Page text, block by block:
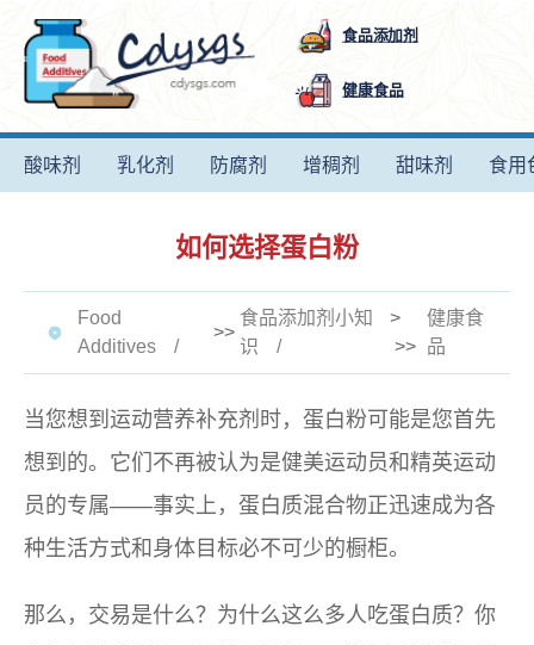
食品添加剂
健康食品
酸味剂 乳化剂 防腐剂 增稠剂 甜味剂 食用
如何选择蛋白粉
Food
Additives
>>
食品添加剂小知
识
>
>>
健康食
品
当您想到运动营养补充剂时，蛋白粉可能是您首先
想到的。它们不再被认为是健美运动员和精英运动
员的专属——事实上，蛋白质混合物正迅速成为各
种生活方式和身体目标必不可少的橱柜。
那么，交易是什么？为什么这么多人吃蛋白质？你